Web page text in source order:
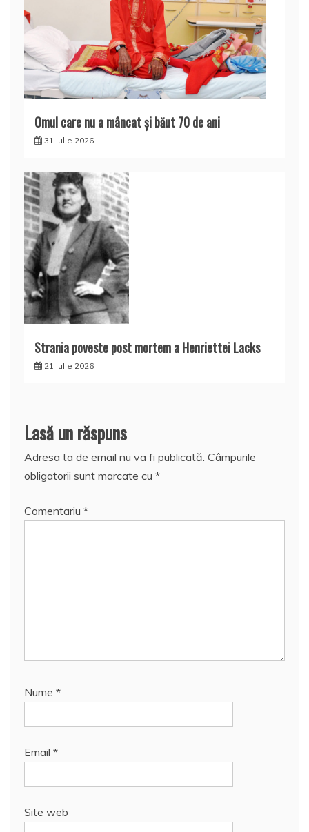
Omul care nu a mâncat şi băut 70 de ani
31 iulie 2026
Strania poveste post mortem a Henriettei Lacks
21 iulie 2026
Lasă un răspuns
Adresa ta de email nu va fi publicată. Câmpurile
obligatorii sunt marcate cu *
Comentariu *
Nume *
Email *
Site web